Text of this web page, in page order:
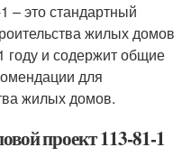
– это стандартный
жилых домов
и содержит общие
для
жилых домов.
проект 113-81-1